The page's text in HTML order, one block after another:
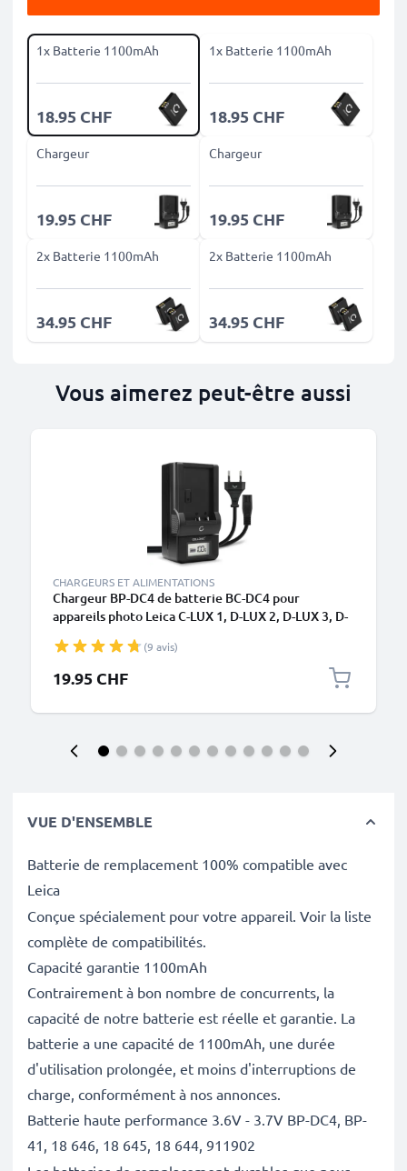
1x Batterie 1100mAh
18.95 CHF
1x Batterie 1100mAh
18.95 CHF
Chargeur
19.95 CHF
Chargeur
19.95 CHF
2x Batterie 1100mAh
34.95 CHF
2x Batterie 1100mAh
34.95 CHF
Vous aimerez peut-être aussi
CHARGEURS ET ALIMENTATIONS
Chargeur BP-DC4 de batterie BC-DC4 pour
appareils photo Leica C-LUX 1, D-LUX 2, D-LUX 3, D-
(9 avis)
19.95 CHF
VUE D'ENSEMBLE
Batterie de remplacement 100% compatible avec
Leica
Conçue spécialement pour votre appareil. Voir la liste
complète de compatibilités.
Capacité garantie 1100mAh
Contrairement à bon nombre de concurrents, la
capacité de notre batterie est réelle et garantie. La
batterie a une capacité de 1100mAh, une durée
d'utilisation prolongée, et moins d'interruptions de
charge, conformément à nos annonces.
Batterie haute performance 3.6V - 3.7V BP-DC4, BP-
41, 18 646, 18 645, 18 644, 911902